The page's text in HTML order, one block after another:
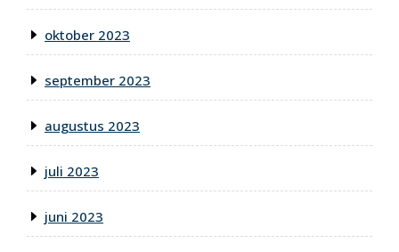
oktober 2023
september 2023
augustus 2023
juli 2023
juni 2023